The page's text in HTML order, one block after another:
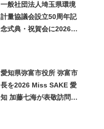
一般社団法人埼玉県環境
計量協議会設立50周年記
念式典・祝賀会に2026
愛知県弥富市役所 弥富市
長を2026 Miss SAKE 愛
知 加藤七海が表敬訪問い